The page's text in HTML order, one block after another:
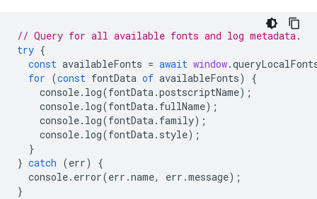
// Query for all available fonts and log metadata.
try {
const availableFonts = await window.
for (const fontData of availableFonts)
{
console. log(fontData.postscriptName);
console. log(fontData. fullName);
console. log(fontData. family);
console. log(fontData. style);
}
} catch (err)
{
console. error(err .name, err .message);
}